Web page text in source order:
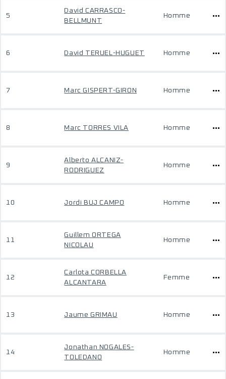
5
David CARRASCO-
BELLMUNT
Homme
6 David TERUEL-HUGUET Homme
7 Marc GISPERT-GIRON Homme
8 Marc TORRES VILA Homme
9
Alberto ALCANIZ-
RODRIGUEZ
Homme
10 Jordi BUJ CAMPO Homme
11
Guillem ORTEGA
NICOLAU
Homme
12
Carlota CORBELLA
ALCANTARA
Femme
13 Jaume GRIMAU Homme
14
Jonathan NOGALES-
TOLEDANO
Homme